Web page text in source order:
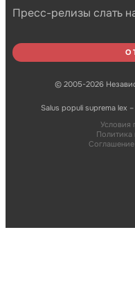
Пресс-релизы слать
© 2005-2026
Salus populi suprema lex
Условия
Политика